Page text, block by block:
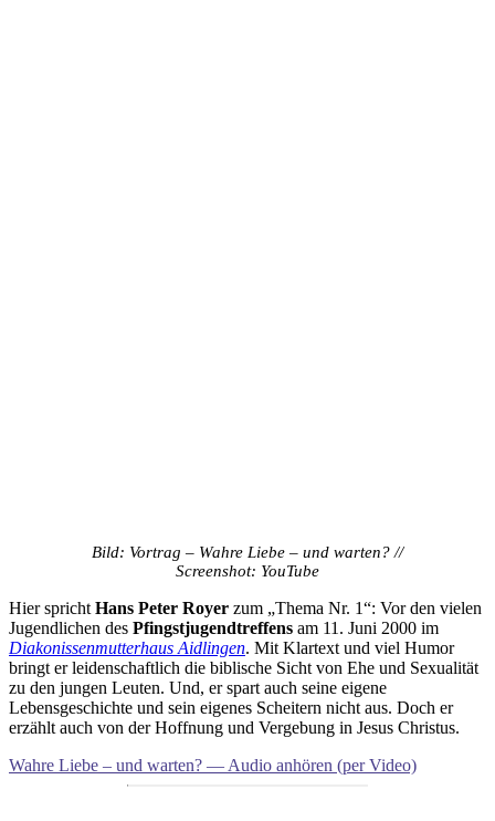
Bild: Vortrag – Wahre Liebe – und warten? //
Screenshot: YouTube
Hier spricht Hans Peter Royer zum „Thema Nr. 1“: Vor den vielen
Jugendlichen des Pfingst­jugend­treffens am 11. Juni 2000 im
Diakonissenmutterhaus Aidlingen. Mit Klartext und viel Humor
bringt er leidenschaftlich die biblische Sicht von Ehe und Sexualität
zu den jungen Leuten. Und, er spart auch seine eigene
Lebensgeschichte und sein eigenes Scheitern nicht aus. Doch er
erzählt auch von der Hoffnung und Vergebung in Jesus Christus.
Wahre Liebe – und warten? — Audio anhören (per Video)